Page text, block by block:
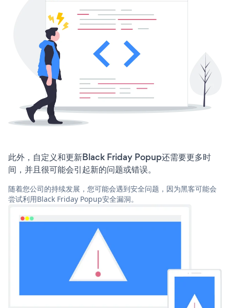
此外，自定义和更新Black Friday Popup还需要更多时
间，并且很可能会引起新的问题或错误。
随着您公司的持续发展，您可能会遇到安全问题，因为黑客可能会
尝试利用Black Friday Popup安全漏洞。